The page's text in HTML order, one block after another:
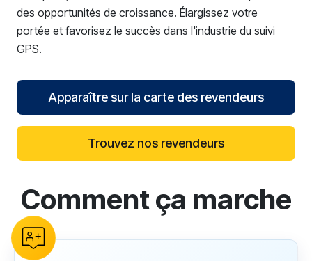
des opportunités de croissance. Élargissez votre
portée et favorisez le succès dans l'industrie du suivi
GPS.
Apparaître sur la carte des revendeurs
Trouvez nos revendeurs
reCAPTCHA verification
Comment ça marche